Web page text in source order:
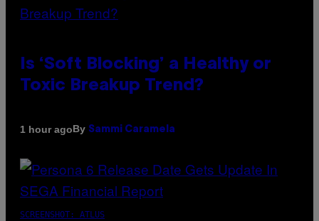
Is ‘Soft Blocking’ a Healthy or
Toxic Breakup Trend?
1 hour agoBy Sammi Caramela
SCREENSHOT: ATLUS